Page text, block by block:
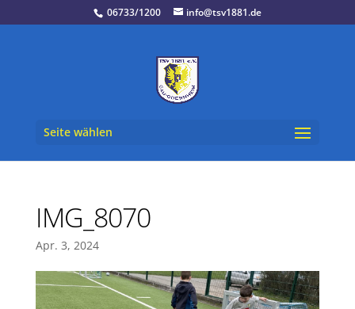
06733/1200 info@tsv1881.de
Seite wählen
IMG_8070
Apr. 3, 2024